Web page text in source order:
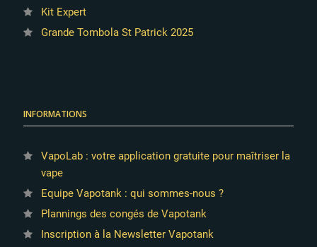
Kit Expert
Grande Tombola St Patrick 2025
INFORMATIONS
VapoLab : votre application gratuite pour maîtriser la
vape
Equipe Vapotank : qui sommes-nous ?
Plannings des congés de Vapotank
Inscription à la Newsletter Vapotank